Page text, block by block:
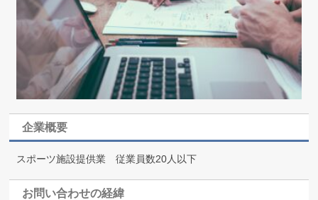
企業概要
スポーツ施設提供業 従業員数20人以下
お問い合わせの経緯